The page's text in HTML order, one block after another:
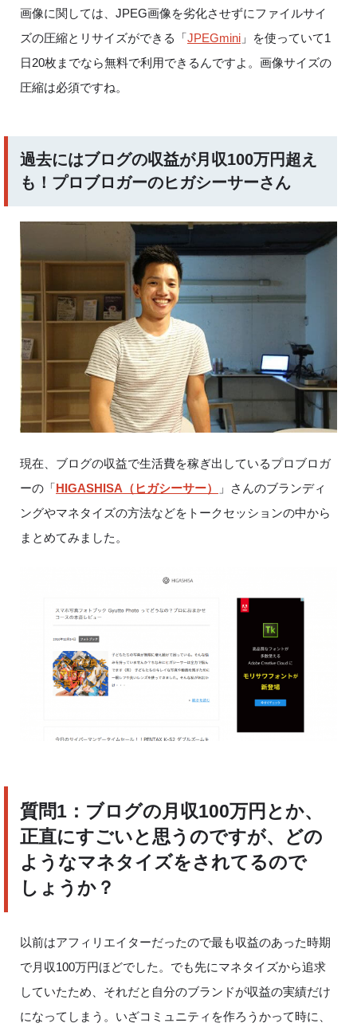
画像に関しては、 JPEG画像を劣化させずにファイルサイ
ズの圧縮とリサイズができる「JPEGmini 」を使っていて1
日20枚までなら無料で利用できるんですよ。画像サイズの
圧縮は必須ですね。
過去にはブログの収益が月収100万円超え
も！プロブロガーのヒガシーサーさん
現在、ブログの収益で生活費を稼ぎ出しているプロブロガ
ーの「HIGASHISA（ヒガシーサー）
」さんのブランディ
ングやマネタイズの方法などをトークセッションの中から
まとめてみました。
質問1 ：ブログの月収100万円とか、
正直にすごいと思うのですが、どの
ようなマネタイズをされてるので
しょうか？
以前はアフィリエイターだったので最も収益のあった時期
で月収100万円ほどでした。でも先にマネタイズから追求
していたため、それだと自分のブランドが収益の実績だけ
になってしまう。いざコミュニティを作ろうかって時に、